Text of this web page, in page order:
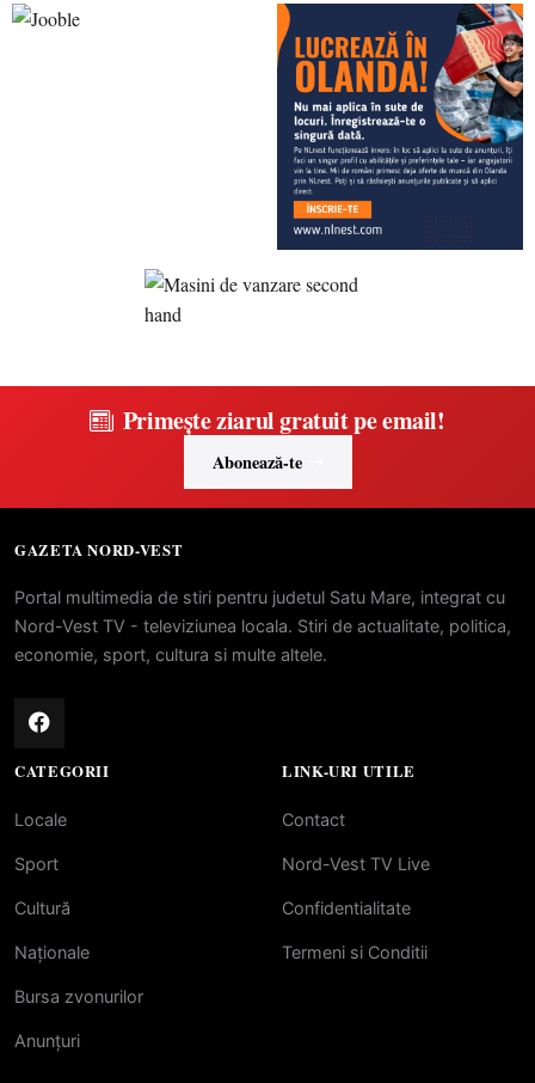
Primește ziarul gratuit pe email!
Abonează-te
GAZETA NORD-VEST
Portal multimedia de stiri pentru judetul Satu Mare, integrat cu
Nord-Vest TV - televiziunea locala. Stiri de actualitate, politica,
economie, sport, cultura si multe altele.
CATEGORII
Locale
Sport
Cultură
Naționale
Bursa zvonurilor
Anunțuri
LINK-URI UTILE
Contact
Nord-Vest TV Live
Confidentialitate
Termeni si Conditii